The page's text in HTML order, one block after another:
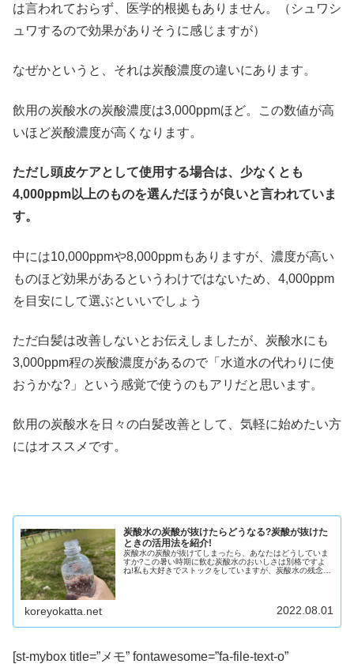
は言われておらず、医学的根拠もありません。（シュワシ
ュワするので効果がありそうに感じますが）
なぜかというと、それは炭酸濃度の違いにあります。
飲用の炭酸水の炭酸濃度は3,000ppmほど。この数値が高
いほど炭酸濃度が高くなります。
ただし頭皮ケアとして使用する場合は、少なくとも
4,000ppm以上のものを選んだほうが良いと言われていま
す。
中には10,000ppmや8,000ppmもありますが、濃度が高い
ものほど効果があるというわけではないため、 4,000ppm
を目安にして選ぶといいでしょう
ただ白髪は改善しないとお伝えしましたが、炭酸水にも
3,000ppm程の炭酸濃度があるので「水道水の代わりに使
おうかな?」という感覚で使うのもアリだと思います。
飲用の炭酸水を日々の白髪改善として、気軽に始めたい方
にはオススメです。
炭酸水の炭酸が抜けたらどうなる?炭酸が抜けた
ときの活用法を紹介!
炭酸水の炭酸が抜けてしまったら、あなたはどうしていま
すか?この暑い時期に飲む炭酸水のおいしさは別格ですよ
ね!私も大好きでストックをしていますが、炭酸水の残念な
koreyokatta.net 2022.08.01
[st-mybox title=”メモ” fontawesome=”fa-file-text-o”